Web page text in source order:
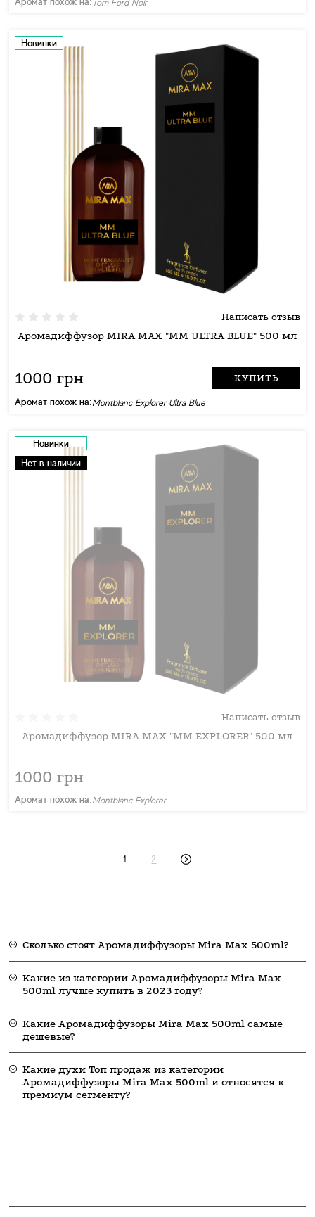
Tom Ford Noir
Новинки
Написать отзыв
Аромадиффузор MIRA MAX "MM ULTRA BLUE" 500 мл
1000 грн КУПИТЬ
Аромат похож на:Montblanc Explorer Ultra Blue
Новинки
Нет в наличии
Написать отзыв
Аромадиффузор MIRA MAX "MM EXPLORER" 500 мл
1000 грн
Аромат похож на: Montblanc Explorer
1 2
Сколько стоят Аромадиффузоры Mira Max 500ml?
Какие из категории Аромадиффузоры Mira Max
500ml лучше купить в 2023 году?
Какие Аромадиффузоры Mira Max 500ml самые
дешевые?
Какие духи Топ продаж из категории
Аромадиффузоры Mira Max 500ml и относятся к
премиум сегменту?